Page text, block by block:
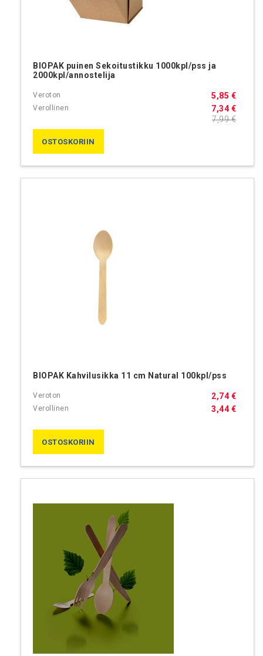
BIOPAK puinen Sekoitustikku 1000kpl/pss ja
2000kpl/annostelija
7,34 €
5,85 €
7,99 €
OSTOSKORIIN
BIOPAK Kahvilusikka 11 cm Natural 100kpl/pss
3,44 €
2,74 €
OSTOSKORIIN